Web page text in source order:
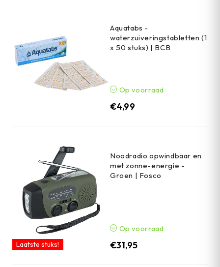
Aquatabs -
waterzuiveringstabletten (1
x 50 stuks) | BCB
Op voorraad
€4,99
Laatste stuks!
Noodradio opwindbaar en
met zonne-energie -
Groen | Fosco
Op voorraad
€31,95